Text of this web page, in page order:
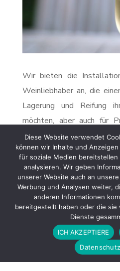
Wir bieten die
Weinliebhaber an, die
Lagerung und Reifung
möchten, aber auch für
erfahren in der
Weinkeller und
Lagerkapazität,
Beleuchtung, um eine
schaffen. Wir bieten
Temperatur- und
Sicherheitsfunktionen,
Ihre wertvollen
werden. Vertrauen Sie
Diese Website verwendet
können wir Inhalte und
für soziale Medien
analysieren. Wir geben
unserer Website auch an
Werbung und Analysen weiter,
anderen Informationen
bereitgestellt haben oder die
Dienste
ICH'AKZEPTIERE